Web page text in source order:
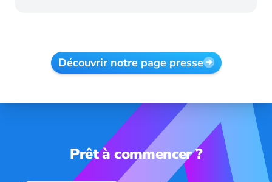
Découvrir notre page presse
Prêt à commencer ?